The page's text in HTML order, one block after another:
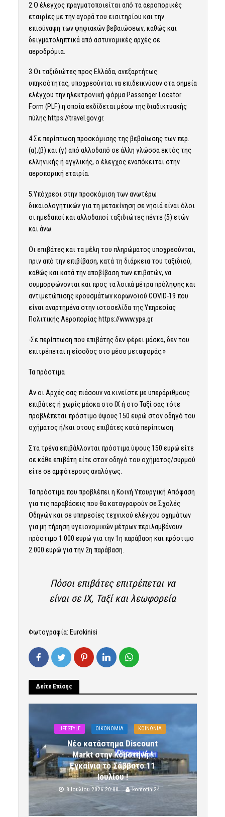
2.Ο έλεγχος πραγματοποιείται από τα αεροπορικές
εταιρίες με την αγορά του εισιτηρίου και την
επισύναψη των ψηφιακών βεβαιώσεων, καθώς και
δειγματοληπτικά από αστυνομικές αρχές σε
αεροδρόμια.
3.Οι ταξιδιώτες προς Ελλάδα, ανεξαρτήτως
υπηκοότητας, υποχρεούνται να επιδεικνύουν στα σημεία
ελέγχου την ηλεκτρονική φόρμα Passenger Locator
Form (PLF) η οποία εκδίδεται μέσω της διαδικτυακής
πύλης https://travel.gov.gr.
4.Σε περίπτωση προσκόμισης της βεβαίωσης των περ.
(α),(β) και (γ) από αλλοδαπό σε άλλη γλώσσα εκτός της
ελληνικής ή αγγλικής, ο έλεγχος εναπόκειται στην
αεροπορική εταιρία.
5.Υπόχρεοι στην προσκόμιση των ανωτέρω
δικαιολογητικών για τη μετακίνηση σε νησιά είναι όλοι
οι ημεδαποί και αλλοδαποί ταξιδιώτες πέντε (5) ετών
και άνω.
Οι επιβάτες και τα μέλη του πληρώματος υποχρεούνται,
πριν από την επιβίβαση, κατά τη διάρκεια του ταξιδιού,
καθώς και κατά την αποβίβαση των επιβατών, να
συμμορφώνονται και προς τα λοιπά μέτρα πρόληψης και
αντιμετώπισης κρουσμάτων κορωνοϊού COVID-19 που
είναι αναρτημένα στην ιστοσελίδα της Υπηρεσίας
Πολιτικής Αεροπορίας https://www.ypa.gr.
-Σε περίπτωση που επιβάτης δεν φέρει μάσκα, δεν του
επιτρέπεται η είσοδος στο μέσο μεταφοράς.»
Τα πρόστιμα
Αν οι Αρχές σας πιάσουν να κινείστε με υπεράριθμους
επιβάτες ή χωρίς μάσκα στο ΙΧ ή στο Ταξί σας τότε
προβλέπεται πρόστιμο ύψους 150 ευρώ στον οδηγό του
οχήματος ή/και στους επιβάτες κατά περίπτωση.
Στα τρένα επιβάλλονται πρόστιμα ύψους 150 ευρώ είτε
σε κάθε επιβάτη είτε στον οδηγό του οχήματος/συρμού
είτε σε αμφότερους αναλόγως.
Τα πρόστιμα που προβλέπει η Κοινή Υπουργική Απόφαση
για τις παραβάσεις που θα καταγραφούν σε Σχολές
Οδηγών και σε υπηρεσίες τεχνικού ελέγχου οχημάτων
για μη τήρηση υγειονομικών μέτρων περιλαμβάνουν
πρόστιμο 1.000 ευρώ για την 1η παράβαση και πρόστιμο
2.000 ευρώ για την 2η παράβαση.
Πόσοι επιβάτες επιτρέπεται να
είναι σε ΙΧ, Ταξί και λεωφορεία
Φωτογραφία: Eurokinisi
Δείτε Επίσης
LIFESTYLE OIKONOMIA ΚΟΙΝΩΝΙΑ
Νέο κατάστημα Discount
Markt στην Κομοτηνή !
Εγκαίνια το Σάββατο 11
Ιουλίου !
8 Ιουλίου 2026 20:00 komotini24